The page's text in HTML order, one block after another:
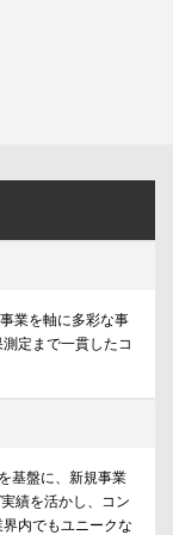
業を軸に多彩な事
定まで一貫したコ
基盤に、新規事業
績を活かし、コン
内でもユニークな